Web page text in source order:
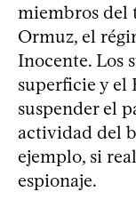
miembros del
Ormuz, el
Inocente. Los
superficie y el
suspender el
actividad del
ejemplo, si
espionaje.